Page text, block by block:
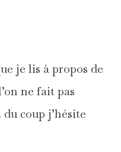
je lis à propos de
ne fait pas
coup j’hésite